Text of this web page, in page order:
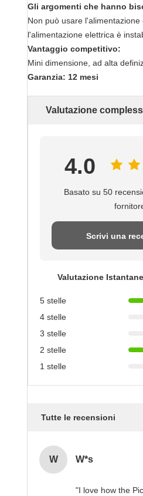
Gli argomenti che hanno
Non può usare
l'alimentazione elettrica è
Vantaggio competitivo:
Mini dimensione, ad alta
Garanzia: 12 mesi
Valutazione
4.0
Basato su 50
Scrivi una
Valutazione
5 stelle
4 stelle
3 stelle
2 stelle
1 stelle
Tutte le recensioni
W W*s
"I love how the